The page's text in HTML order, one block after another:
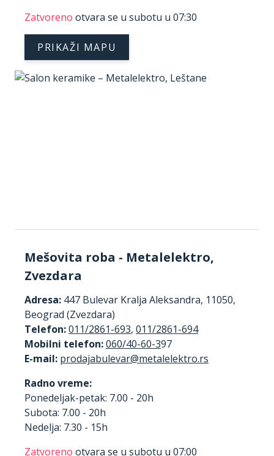
Zatvoreno otvara se u subotu u 07:30
PRIKAŽI MAPU
Mešovita roba - Metalelektro,
Zvezdara
Adresa: 447 Bulevar Kralja Aleksandra, 11050,
Beograd (Zvezdara)
Telefon:011/2861-693, 011/2861-694
Mobilni telefon:060/40-60-397
E-mail:
Radno vreme:
Ponedeljak-petak: 7.00 - 20h
Subota: 7.00 - 20h
Nedelja: 7.30 - 15h
Zatvoreno otvara se u subotu u 07:00